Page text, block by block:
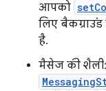
आपको
लिए
है.
मैसेज की शैली: